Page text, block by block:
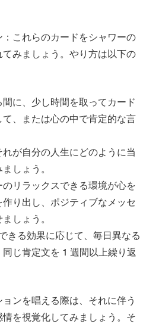
これらのカードをシャワーの
みましょう。やり方は以下の
に、少し時間を取ってカード
、または心の中で肯定的な言
が自分の人生にどのように当
しょう。
リラックスできる環境が心を
り出し、ポジティブなメッセ
しょう。
きる効果に応じて、毎日異なる
じ肯定文を 1 週間以上繰り返
ンを唱える際は、それに伴う
を視覚化してみましょう。そ